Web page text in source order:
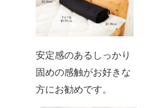
安定感のあるしっかり
固めの感触がお好きな
方にお勧めです。